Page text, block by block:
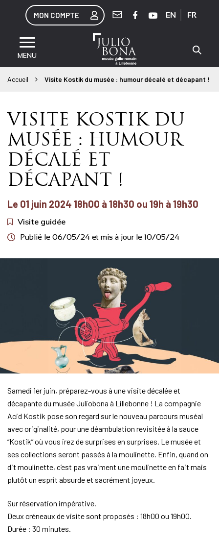
Gestion des traceurs
MON COMPTE
Lien
Lien
EN FR
MENU
Juliobona
à
la
Accueil Visite Kostik du musée : humour décalé et décapant !
VISITE KOSTIK DU
MUSÉE : HUMOUR
DÉCALÉ ET
DÉCAPANT !
Le 01 juin 2024 18h00 à 18h30 ou 19h à 19h30
Visite guidée
Publié le 06/05/24 et mis à jour le 10/05/24
Samedi 1er juin, préparez-vous à une visite décalée et
décapante du musée Juliobona à Lillebonne ! La compagnie
Acid Kostik pose son regard sur le nouveau parcours muséal
avec originalité, pour une déambulation revisitée à la sauce
“Kostik” où vous irez de surprises en surprises. Le musée et
ses collections seront passés à la moulinette. Enfin, quand on
dit moulinette, c’est pas vraiment une moulinette en fait mais
plutôt un esprit absurde et sacrément joyeux.
Sur réservation impérative.
Deux créneaux de visite sont proposés : 18h00 ou 19h00.
Durée : 30 minutes.